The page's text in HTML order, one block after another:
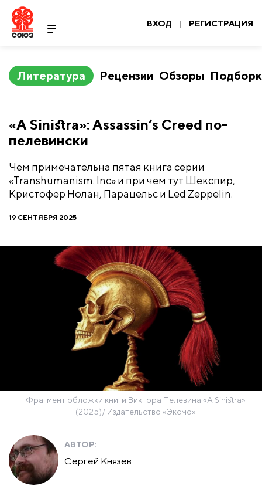
ВХОД | РЕГИСТРАЦИЯ
Литература Рецензии Обзоры
​«A Sinistra»: Assassin’s Creed по-
пелевински
Чем примечательна пятая книга серии
«Transhumanism. Inc» и при чем тут Шекспир,
Кристофер Нолан, Парацельс и Led Zeppelin.
19 СЕНТЯБРЯ 2025
Фрагмент обложки книги Виктора Пелевина «A Sinistra»
(2025)/ Издательство «Эксмо»
АВТОР:
Сергей Князев